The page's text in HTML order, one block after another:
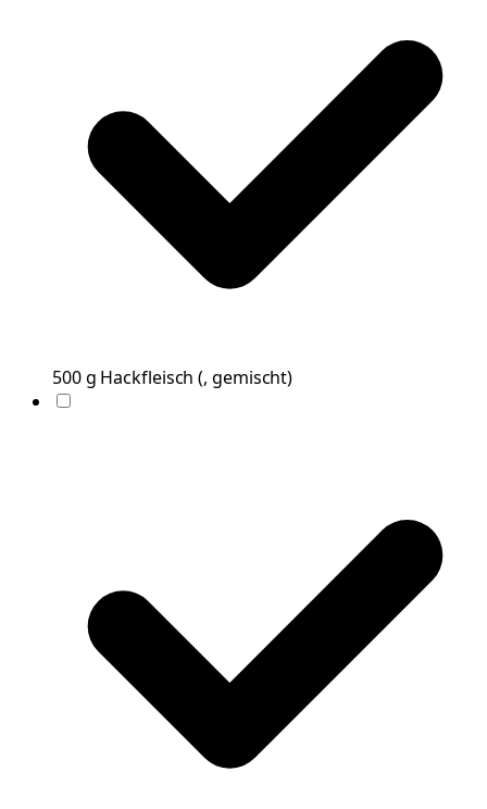
500g Hackfleisch (, gemischt)